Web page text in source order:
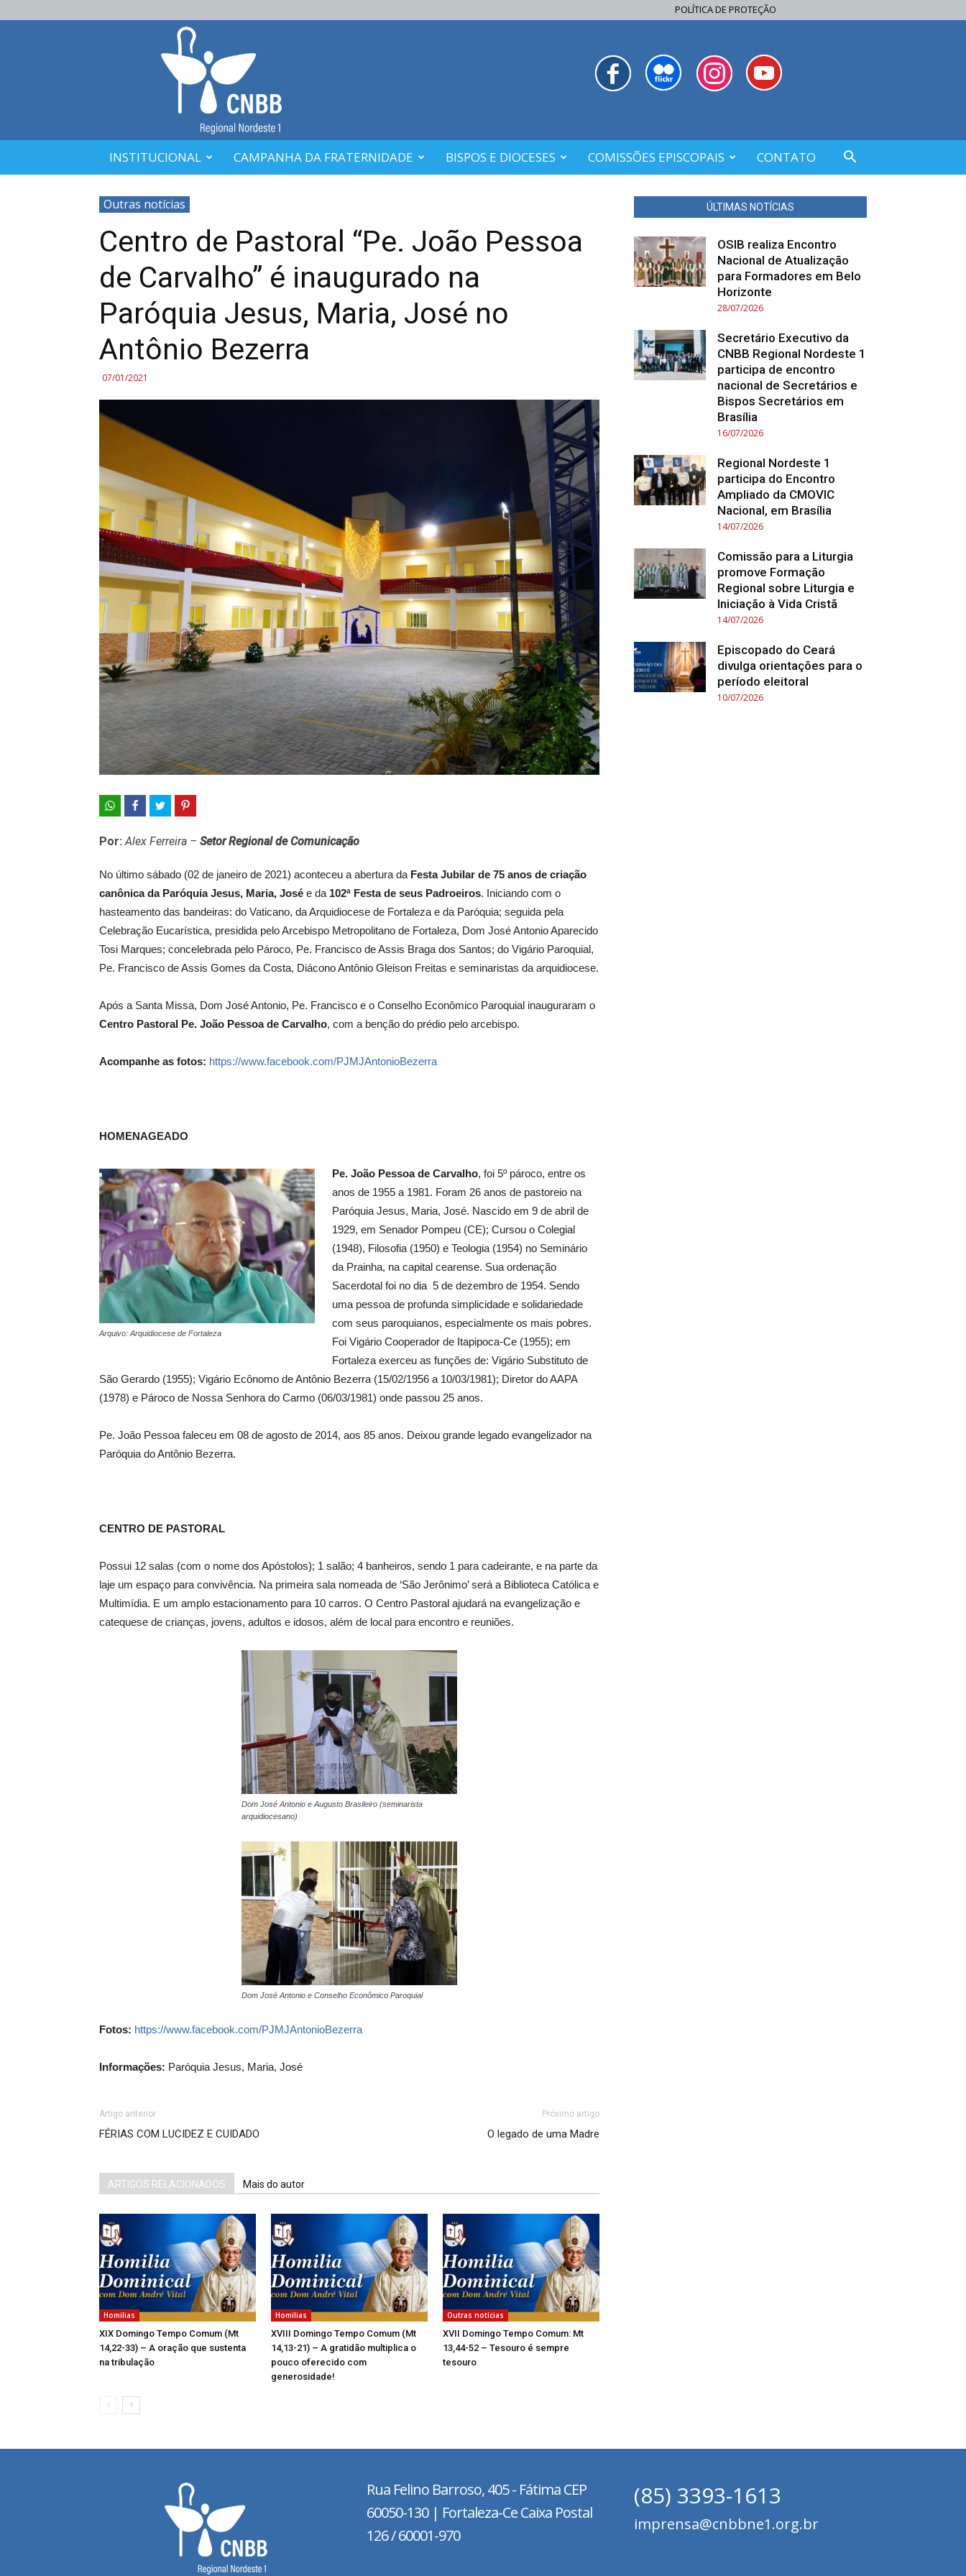
POLÍTICA DE PROTEÇÃO
Nordeste
INSTITUCIONAL CAMPANHA DA FRATERNIDADE BISPOS E DIOCESES COMISSÕES EPISCOPAIS CONTATO
Outras notícias
Centro de Pastoral “Pe. João Pessoa
de Carvalho” é inaugurado na
Paróquia Jesus, Maria, José no
Antônio Bezerra
07/01/2021
Por: Alex Ferreira – Setor Regional de Comunicação
No último sábado (02 de janeiro de 2021) aconteceu a abertura da Festa Jubilar de 75 anos de criação
canônica da Paróquia Jesus, Maria, José e da 102ª Festa de seus Padroeiros. Iniciando com o
hasteamento das bandeiras: do Vaticano, da Arquidiocese de Fortaleza e da Paróquia; seguida pela
Celebração Eucarística, presidida pelo Arcebispo Metropolitano de Fortaleza, Dom José Antonio Aparecido
Tosi Marques; concelebrada pelo Pároco, Pe. Francisco de Assis Braga dos Santos; do Vigário Paroquial,
Pe. Francisco de Assis Gomes da Costa, Diácono Antônio Gleison Freitas e seminaristas da arquidiocese.
Após a Santa Missa, Dom José Antonio, Pe. Francisco e o Conselho Econômico Paroquial inauguraram o
Centro Pastoral Pe. João Pessoa de Carvalho, com a benção do prédio pelo arcebispo.
Acompanhe as fotos: https://www.facebook.com/PJMJAntonioBezerra
HOMENAGEADO
Arquivo: Arquidiocese de Fortaleza
Pe. João Pessoa de Carvalho, foi 5º pároco, entre os
anos de 1955 a 1981. Foram 26 anos de pastoreio na
Paróquia Jesus, Maria, José. Nascido em 9 de abril de
1929, em Senador Pompeu (CE); Cursou o Colegial
(1948), Filosofia (1950) e Teologia (1954) no Seminário
da Prainha, na capital cearense. Sua ordenação
Sacerdotal foi no dia 5 de dezembro de 1954. Sendo
uma pessoa de profunda simplicidade e solidariedade
com seus paroquianos, especialmente os mais pobres.
Foi Vigário Cooperador de Itapipoca-Ce (1955); em
Fortaleza exerceu as funções de: Vigário Substituto de
São Gerardo (1955); Vigário Ecônomo de Antônio Bezerra (15/02/1956 a 10/03/1981); Diretor do AAPA
(1978) e Pároco de Nossa Senhora do Carmo (06/03/1981) onde passou 25 anos.
Pe. João Pessoa faleceu em 08 de agosto de 2014, aos 85 anos. Deixou grande legado evangelizador na
Paróquia do Antônio Bezerra.
CENTRO DE PASTORAL
Possui 12 salas (com o nome dos Apóstolos); 1 salão; 4 banheiros, sendo 1 para cadeirante, e na parte da
laje um espaço para convivência. Na primeira sala nomeada de ‘São Jerônimo’ será a Biblioteca Católica e
Multimídia. E um amplo estacionamento para 10 carros. O Centro Pastoral ajudará na evangelização e
catequese de crianças, jovens, adultos e idosos, além de local para encontro e reuniões.
Dom José Antonio e Augusto Brasileiro (seminarista
arquidiocesano)
Dom José Antonio e Conselho Econômico Paroquial
Fotos: https://www.facebook.com/PJMJAntonioBezerra
Informações: Paróquia Jesus, Maria, José
Artigo anterior
FÉRIAS COM LUCIDEZ E CUIDADO
Próximo artigo
O legado de uma Madre
ARTIGOS RELACIONADOS Mais do autor
Homilias
XIX Domingo Tempo Comum (Mt
14,22-33) – A oração que sustenta
na tribulação
Homilias
XVIII Domingo Tempo Comum (Mt
14,13-21) – A gratidão multiplica o
pouco oferecido com
generosidade!
Outras notícias
XVII Domingo Tempo Comum: Mt
13,44-52 – Tesouro é sempre
tesouro
ÚLTIMAS NOTÍCIAS
OSIB realiza Encontro
Nacional de Atualização
para Formadores em Belo
Horizonte
28/07/2026
Secretário Executivo da
CNBB Regional Nordeste 1
participa de encontro
nacional de Secretários e
Bispos Secretários em
Brasília
16/07/2026
Regional Nordeste 1
participa do Encontro
Ampliado da CMOVIC
Nacional, em Brasília
14/07/2026
Comissão para a Liturgia
promove Formação
Regional sobre Liturgia e
Iniciação à Vida Cristã
14/07/2026
Episcopado do Ceará
divulga orientações para o
período eleitoral
10/07/2026
Rua Felino Barroso, 405 - FátimaCEP
60050-130 | Fortaleza-Ce Caixa Postal
126 / 60001-970
(85) 3393-1613
imprensa@cnbbne1.org.br